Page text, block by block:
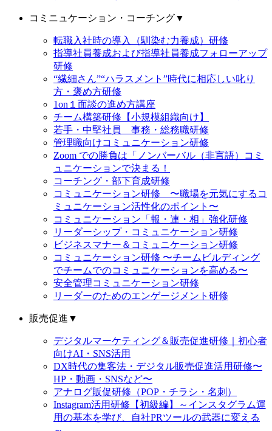
コミニュケーション・コーチング▼
転職入社時の導入（馴染む力養成）研修
指導社員養成および指導社員養成フォローアップ
研修
“繊細さん”“ハラスメント”時代に相応しい叱り
方・褒め方研修
1on１面談の進め方講座
チーム構築研修【小規模組織向け】
若手・中堅社員 事務・総務職研修
管理職向けコミュニケーション研修
Zoom での勝負は「ノンバーバル（非言語）コミ
ュニケーションで決まる！
コーチング・部下育成研修
コミュニケーション研修 〜職場を元気にするコ
ミュニケーション活性化のポイント〜
コミュニケーション「報・連・相」強化研修
リーダーシップ・コミュニケーション研修
ビジネスマナー＆コミュニケーション研修
コミュニケーション研修 〜チームビルディング
でチームでのコミュニケーションを高める〜
安全管理コミュニケーション研修
リーダーのためのエンゲージメント研修
販売促進 ▼
デジタルマーケティング＆販売促進研修｜初心者
向けAI・SNS活用
DX時代の集客法・デジタル販売促進活用研修〜
HP・動画・SNSなど〜
アナログ販促研修（POP・チラシ・名刺）
Instagram活用研修【初級編】～インスタグラム運
用の基本を学び、自社PRツールの武器に変える